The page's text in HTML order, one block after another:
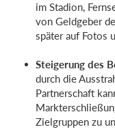
im Stadion,
von Geldgeber
später auf Fotos
Steigerung des
durch die
Partnerschaft
Zielgruppen zu